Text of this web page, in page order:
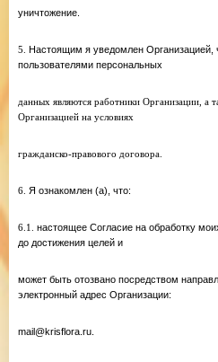
уничтожение.
5. Настоящим я уведомлен Организацией,
пользователями персональных
данных являются работники Организации, а
Организацией на условиях
гражданско-правового договора.
6. Я ознакомлен (а), что:
6.1.
настоящее Согласие на обработку
до достижения целей и
может быть отозвано посредством
электронный адрес Организации:
mail@krisflora.ru.